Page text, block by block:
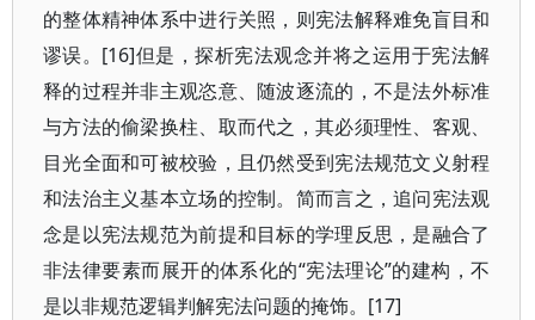
的整体精神体系中进行关照，则宪法解释难免盲目和
谬误。[16]但是，探析宪法观念并将之运用于宪法解
释的过程并非主观恣意、随波逐流的，不是法外标准
与方法的偷梁换柱、取而代之，其必须理性、客观、
目光全面和可被校验，且仍然受到宪法规范文义射程
和法治主义基本立场的控制。简而言之，追问宪法观
念是以宪法规范为前提和目标的学理反思，是融合了
非法律要素而展开的体系化的“宪法理论”的建构，不
是以非规范逻辑判解宪法问题的掩饰。[17]